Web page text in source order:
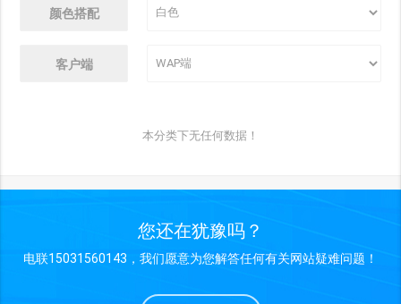
颜色搭配
客户端
本分类下无任何数据！
您还在犹豫吗？
电联15031560143，我们愿意为您解答任何有关网站疑难问题！